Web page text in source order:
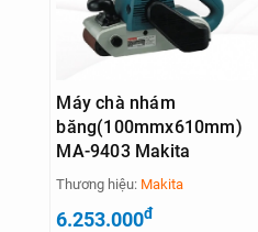
Máy chà nhám
băng(100mmx610mm)
MA-9403 Makita
Thương hiệu: Makita
6.253.000đ